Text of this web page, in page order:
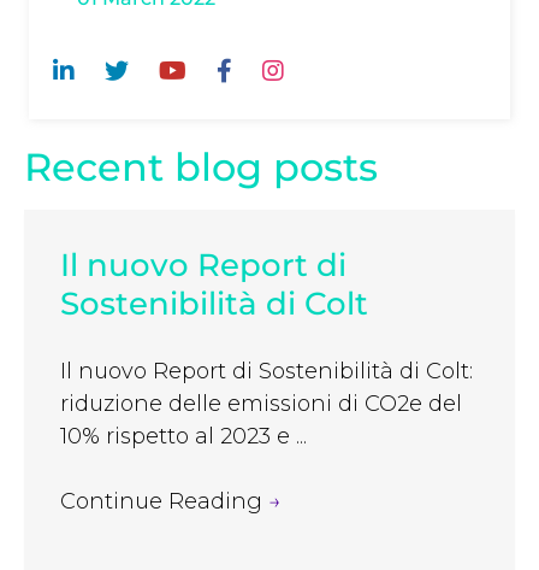
Recent blog posts
Il nuovo Report di
Sostenibilità di Colt
Il nuovo Report di Sostenibilità di Colt:
riduzione delle emissioni di CO2e del
10% rispetto al 2023 e ...
Continue Reading →